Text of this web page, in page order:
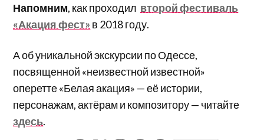
Напомним, как проходил второй фестиваль
«Акация фест» в 2018 году.
А об уникальной экскурсии по Одессе,
посвященной «неизвестной известной»
оперетте «Белая акация» — её истории,
персонажам, актёрам и композитору — читайте
здесь.